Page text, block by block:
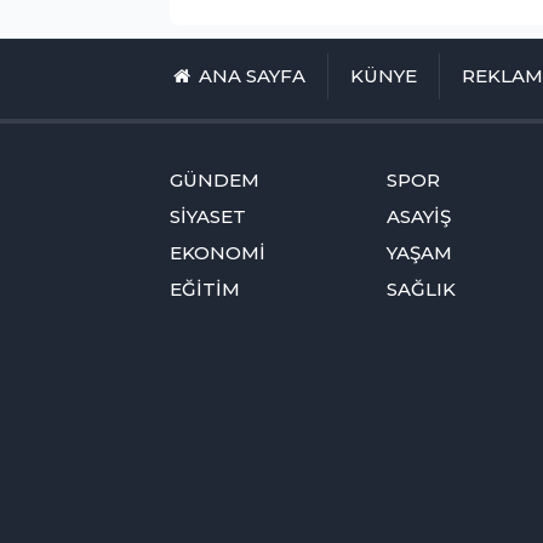
ANA SAYFA KÜNYE REKLAM
GÜNDEM
SİYASET
EKONOMİ
EĞİTİM
SPOR
ASAYİŞ
YAŞAM
SAĞLIK